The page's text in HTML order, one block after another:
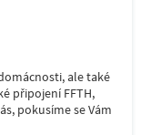
ale také
připojení FFTH,
pokusíme se Vám